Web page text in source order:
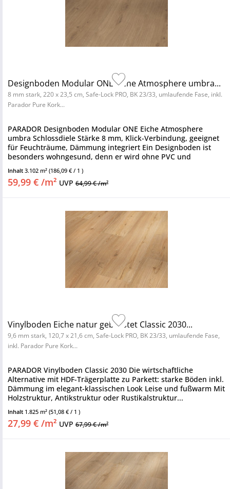
Designboden Modular ONE Eiche Atmosphere umbra...
8 mm stark, 220 x 23,5 cm, Safe-Lock PRO, BK 23/33, umlaufende Fase, inkl.
Parador Pure Kork...
PARADOR Designboden Modular ONE Eiche Atmosphere
umbra Schlossdiele Stärke 8 mm, Klick-Verbindung, geeignet
für Feuchträume, Dämmung integriert Ein Designboden ist
besonders wohngesund, denn er wird ohne PVC und
Weichmacher hergestellt....
Inhalt 3.102 m² (186,09 € / 1 )
59,99 € /m² UVP 64,99 € /m²
Vinylboden Eiche natur gebürstet Classic 2030...
9,6 mm stark, 120,7 x 21,6 cm, Safe-Lock PRO, BK 23/33, umlaufende Fase,
inkl. Parador Pure Kork...
PARADOR Vinylboden Classic 2030 Die wirtschaftliche
Alternative mit HDF-Trägerplatte zu Parkett: starke Böden inkl.
Dämmung im elegant-klassischen Look Leise und fußwarm Mit
Holzstruktur, Antikstruktur oder Rustikalstruktur...
Inhalt 1.825 m² (51,08 € / 1 )
27,99 € /m² UVP 67,99 € /m²